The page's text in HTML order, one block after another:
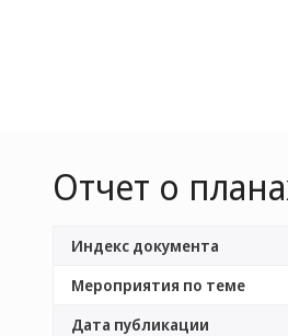
Отчет о
Индекс документа
Мероприятия по теме
Дата публикации